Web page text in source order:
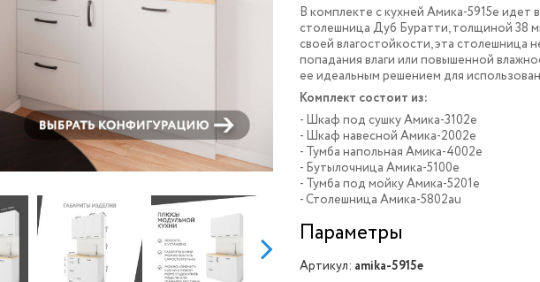
В комплекте с кухней Амика-5915e идет
столешница Дуб Буратти, толщиной 38
своей влагостойкости, эта столешница
попадания влаги или повышенной
ее идеальным решением для
Комплект состоит из:
- Шкаф под сушку Амика-3102e
- Шкаф навесной Амика-2002e
- Тумба напольная Амика-4002e
- Бутылочница Амика-5100e
- Тумба под мойку Амика-5201e
- Столешница Амика-5802au
Параметры
Артикул: amika-5915e